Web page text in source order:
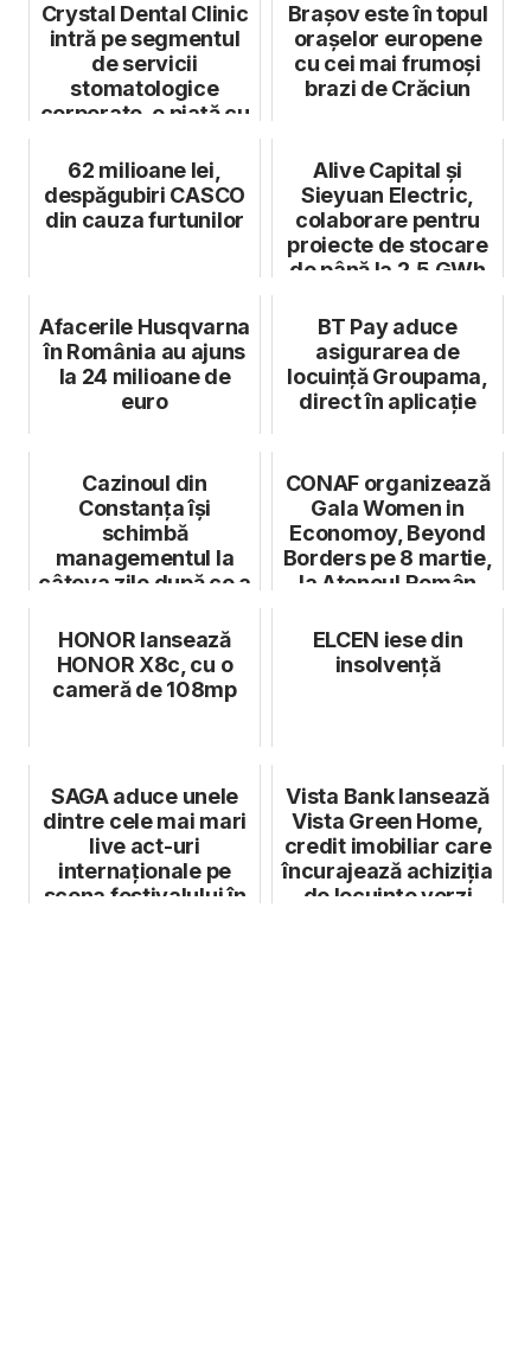
Crystal Dental Clinic
intră pe segmentul
de servicii
stomatologice
corporate, o piață cu
Brașov este în topul
orașelor europene
cu cei mai frumoși
brazi de Crăciun
62 milioane lei,
despăgubiri CASCO
din cauza furtunilor
Alive Capital și
Sieyuan Electric,
colaborare pentru
proiecte de stocare
de până la 2,5 GWh
Afacerile Husqvarna
în România au ajuns
la 24 milioane de
euro
BT Pay aduce
asigurarea de
locuință Groupama,
direct în aplicație
Cazinoul din
Constanța își
schimbă
managementul la
câteva zile după ce a
turiști
CONAF organizează
Gala Women in
Economoy, Beyond
Borders pe 8 martie,
la Ateneul Român
HONOR lansează
HONOR X8c, cu o
cameră de 108mp
ELCEN iese din
insolvență
SAGA aduce unele
dintre cele mai mari
live act-uri
internaționale pe
scena festivalului în
Vista Bank lansează
Vista Green Home,
credit imobiliar care
încurajează achiziția
de locuințe verzi